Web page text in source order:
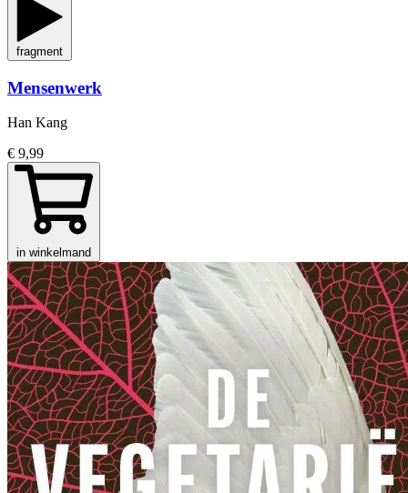
fragment
Mensenwerk
Han Kang
€ 9,99
in winkelmand